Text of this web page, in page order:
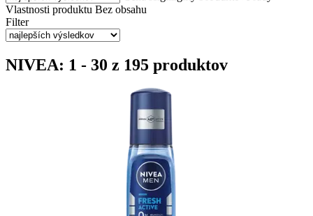
Vlastnosti produktu Bez obsahu
Filter
NIVEA: 1 - 30 z 195 produktov